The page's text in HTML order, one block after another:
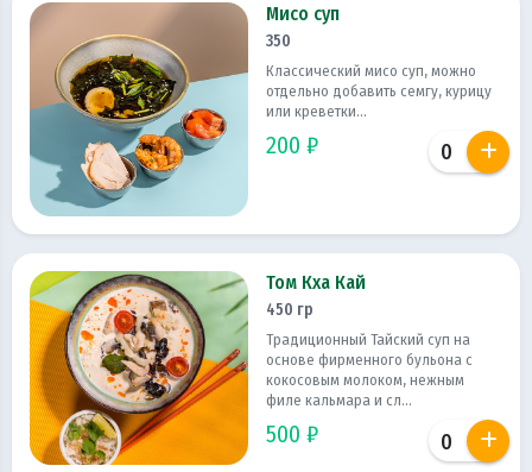
Мисо суп
350
Классический мисо суп, можно
отдельно добавить семгу, курицу
или креветки...
200 ₽
Том Кха Кай
450 гр
Традиционный Тайский суп на
основе фирменного бульона с
кокосовым молоком, нежным
филе кальмара и сл...
500 ₽